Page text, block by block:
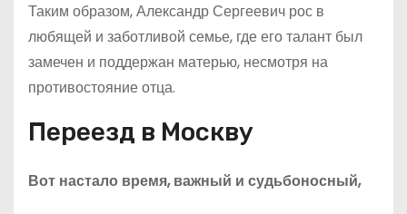
Таким образом, Александр Сергеевич рос в
любящей и заботливой семье, где его талант был
замечен и поддержан матерью, несмотря на
противостояние отца.
Переезд в Москву
Вот настало время, важный и судьбоносный,